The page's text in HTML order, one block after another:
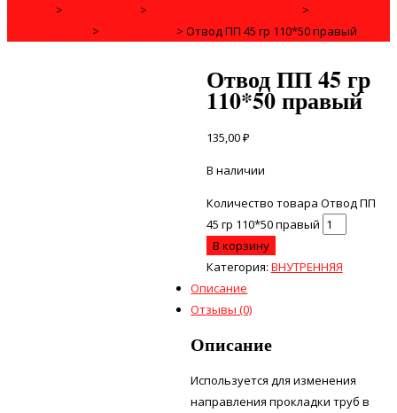
> >
>
> > Отвод ПП 45 гр 110*50 правый
Отвод ПП 45 гр
110*50 правый
135,00₽
В наличии
Количество товара Отвод ПП
45 гр 110*50 правый
В корзину
Категория: ВНУТРЕННЯЯ
Описание
Отзывы (0)
Описание
Используется для изменения
направления прокладки труб в